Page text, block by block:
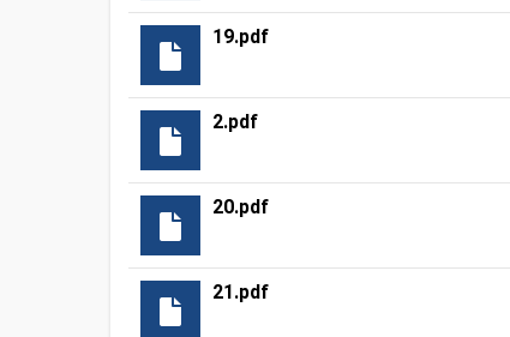
19.pdf
2.pdf
20.pdf
21.pdf